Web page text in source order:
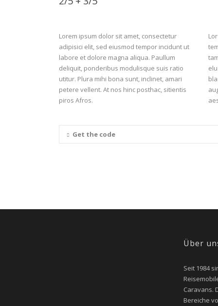
Lorem ipsum dolor sit amet, consectetur
adipisici elit, sed eiusmod tempor incidunt ut
labore et dolore magna aliqua. Paullum
deliquit, ponderibus modulisque suis ratio
utitur. Plura mihi bona sunt, inclinet, amari
petere vellent. At nos hinc posthac, sitientis
piros Afros.
Get the code
Über
Seit 1984
Caravans.
Bereiche